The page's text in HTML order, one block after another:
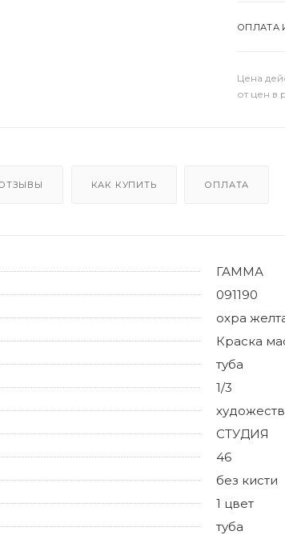
ОПЛАТА
Цена
от цен в
КАК КУПИТЬ ОПЛАТА
ГАММА
091190
охра
Краска
туба
1/3
СТУДИЯ
46
без кисти
1 цвет
туба